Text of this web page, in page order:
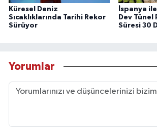
Küresel Deniz
Sıcaklıklarında Tarihi Rekor
Sürüyor
İspanya
Dev Tünel
Süresi 30
Yorumlar